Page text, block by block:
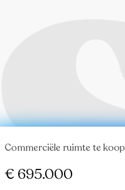
Commerciële ruimte te koop
€ 695.000